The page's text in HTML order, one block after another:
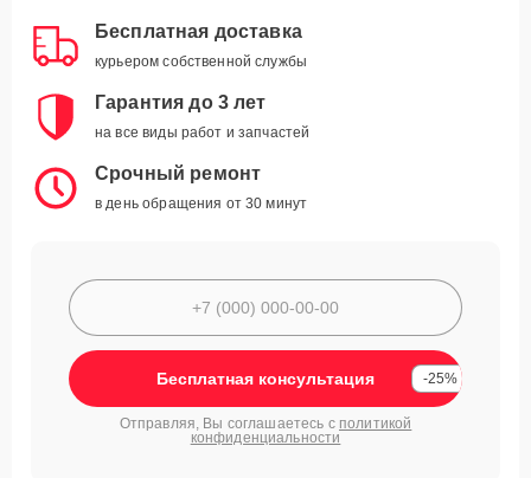
Бесплатная доставка
курьером собственной службы
Гарантия до 3 лет
на все виды работ и запчастей
Срочный ремонт
в день обращения от 30 минут
Бесплатная консультация -25%
Отправляя, Вы соглашаетесь с политикой
конфиденциальности